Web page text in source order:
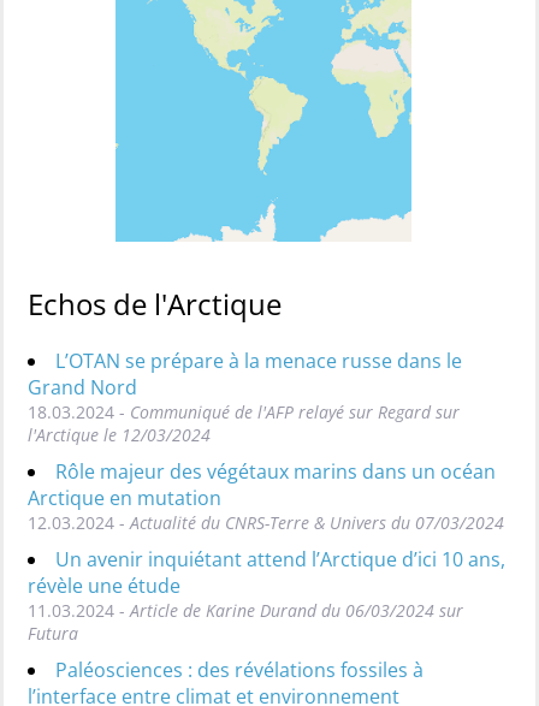
Echos de l'Arctique
L’OTAN se prépare à la menace russe dans le
Grand Nord
18.03.2024 - Communiqué de l'AFP relayé sur Regard sur
l'Arctique le 12/03/2024
Rôle majeur des végétaux marins dans un océan
Arctique en mutation
12.03.2024 - Actualité du CNRS-Terre & Univers du 07/03/2024
Un avenir inquiétant attend l’Arctique d’ici 10 ans,
révèle une étude
11.03.2024 - Article de Karine Durand du 06/03/2024 sur
Futura
Paléosciences : des révélations fossiles à
l’interface entre climat et environnement